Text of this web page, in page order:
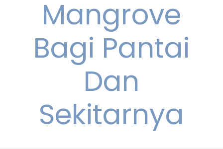
Mangrove
Bagi Pantai
Dan
Sekitarnya